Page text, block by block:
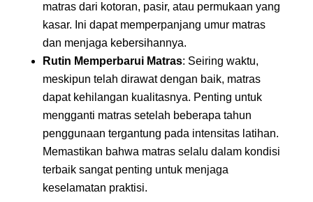
matras dari kotoran, pasir, atau permukaan yang
kasar. Ini dapat memperpanjang umur matras
dan menjaga kebersihannya.
Rutin Memperbarui Matras: Seiring waktu,
meskipun telah dirawat dengan baik, matras
dapat kehilangan kualitasnya. Penting untuk
mengganti matras setelah beberapa tahun
penggunaan tergantung pada intensitas latihan.
Memastikan bahwa matras selalu dalam kondisi
terbaik sangat penting untuk menjaga
keselamatan praktisi.